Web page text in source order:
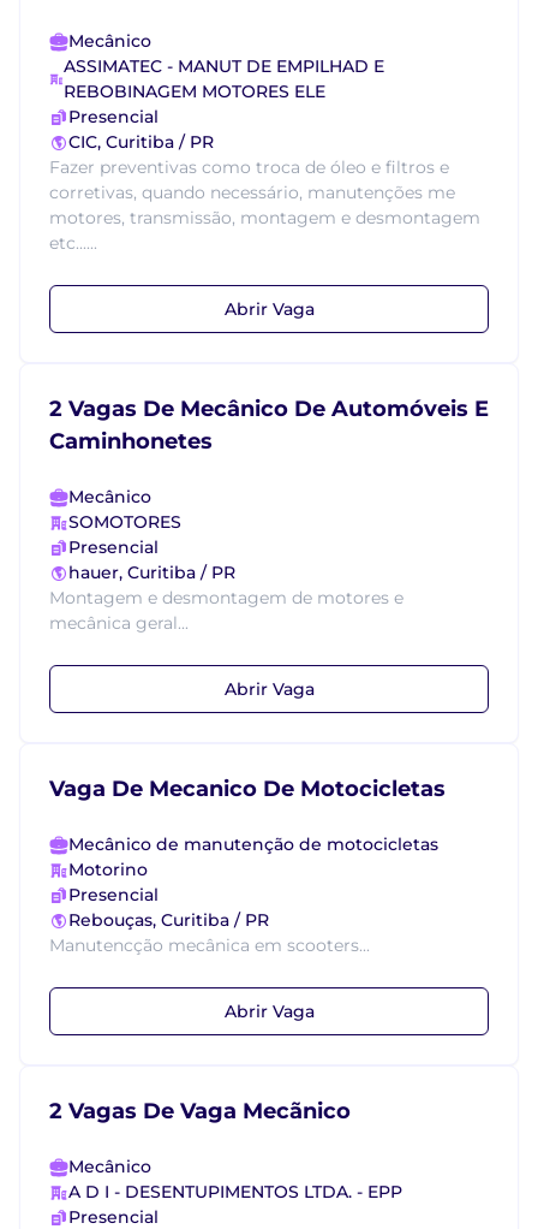
Mecânico
ASSIMATEC - MANUT DE EMPILHAD E
REBOBINAGEM MOTORES ELE
Presencial
CIC, Curitiba / PR
Fazer preventivas como troca de óleo e filtros e
corretivas, quando necessário, manutenções me
motores, transmissão, montagem e desmontagem
etc......
Abrir Vaga
2 Vagas De Mecânico De Automóveis E
Caminhonetes
Mecânico
SOMOTORES
Presencial
hauer, Curitiba / PR
Montagem e desmontagem de motores e
mecânica geral...
Abrir Vaga
Vaga De Mecanico De Motocicletas
Mecânico de manutenção de motocicletas
Motorino
Presencial
Rebouças, Curitiba / PR
Manutencção mecânica em scooters...
Abrir Vaga
2 Vagas De Vaga Mecãnico
Mecânico
A D I - DESENTUPIMENTOS LTDA. - EPP
Presencial